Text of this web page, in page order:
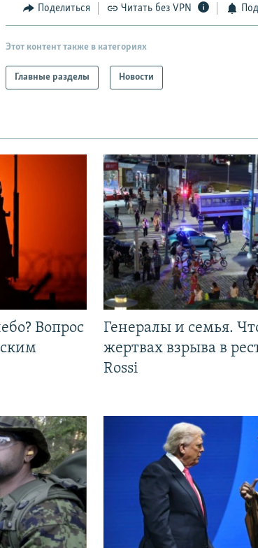
Поделиться Читать без VPN
Этот контент также в категориях
Главные разделы Новости
Вопрос
Генералы и семья.
жертвах взрыва в
Rossi